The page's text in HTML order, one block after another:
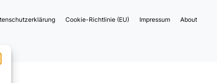
Cookie-Richtlinie (EU) Impressum About